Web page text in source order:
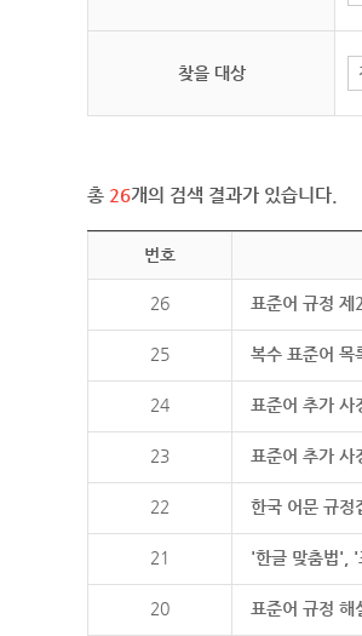
찾을 대상
총 26개의 검색 결과가 있습니다.
번호
26 표준어 규정 제
25 복수 표준어
24 표준어 추가 사
23 표준어 추가 사
22 한국 어문 규정
21 '한글 맞춤법',
20 표준어 규정 해